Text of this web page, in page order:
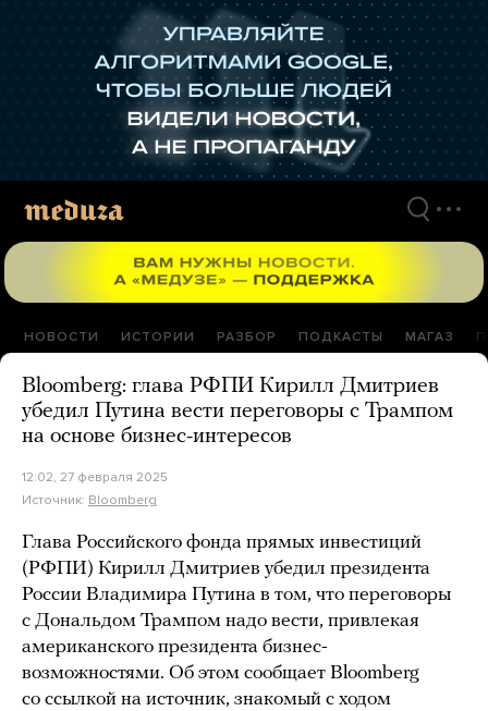
НОВОСТИ ИСТОРИИ РАЗБОР ПОДКАСТЫ МАГАЗ
Bloomberg: глава РФПИ Кирилл Дмитриев
убедил Путина вести переговоры с Трампом
на основе бизнес-интересов
12:02, 27 февраля 2025
Источник: Bloomberg
Глава Российского фонда прямых инвестиций
(РФПИ) Кирилл Дмитриев убедил президента
России Владимира Путина в том, что переговоры
с Дональдом Трампом надо вести, привлекая
американского президента бизнес-
возможностями. Об этом сообщает Bloomberg
со ссылкой на источник, знакомый с ходом